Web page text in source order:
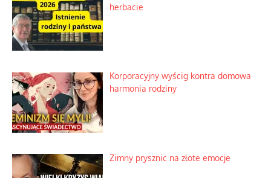
herbacie
Korporacyjny wyścig kontra domowa
harmonia rodziny
Zimny prysznic na złote emocje